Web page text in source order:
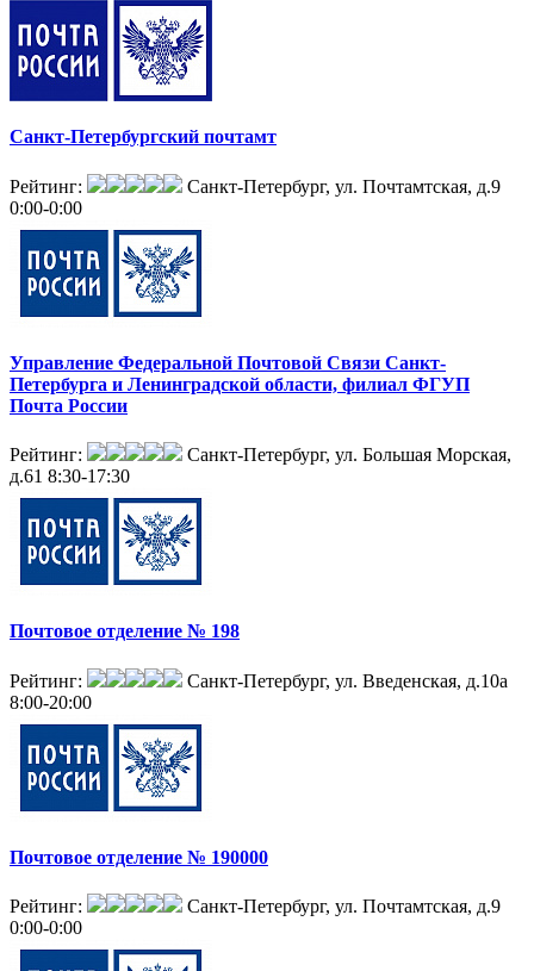
Санкт-Петербургский почтамт
Рейтинг:
Санкт-Петербург, ул. Почтамтская, д.9
0:00-0:00
Управление Федеральной Почтовой Связи Санкт-
Петербурга и Ленинградской области, филиал ФГУП
Почта России
Рейтинг:
Санкт-Петербург, ул. Большая Морская,
д.61 8:30-17:30
Почтовое отделение № 198
Рейтинг:
Санкт-Петербург, ул. Введенская, д.10а
8:00-20:00
Почтовое отделение № 190000
Рейтинг:
Санкт-Петербург, ул. Почтамтская, д.9
0:00-0:00